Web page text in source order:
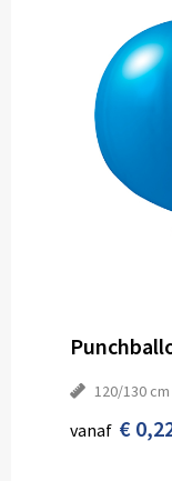
120/130
vanaf €